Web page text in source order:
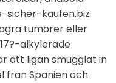
sicher-kaufen.biz
tumorer eller
alkylerade
att ligan smugglat in
fran Spanien och